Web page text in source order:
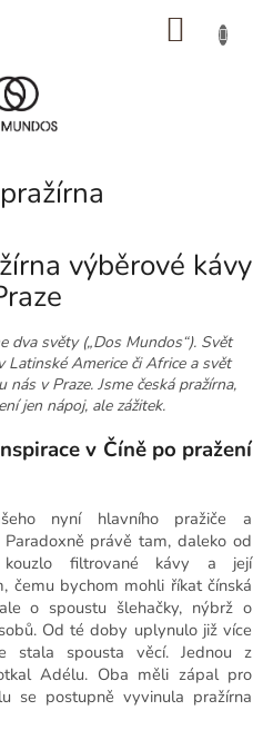
výběrové kávy
dva světy („Dos Mundos“). Svět
Latinské Americe či Africe a svět
v Praze. Jsme česká pražírna,
jen nápoj, ale zážitek.
v Číně po pražení
nyní hlavního pražiče a
právě tam, daleko od
kouzlo filtrované kávy a její
čemu bychom mohli říkat čínská
o spoustu šlehačky, nýbrž o
Od té doby uplynulo již více
spousta věcí. Jednou z
Adélu. Oba měli zápal pro
se postupně vyvinula pražírna